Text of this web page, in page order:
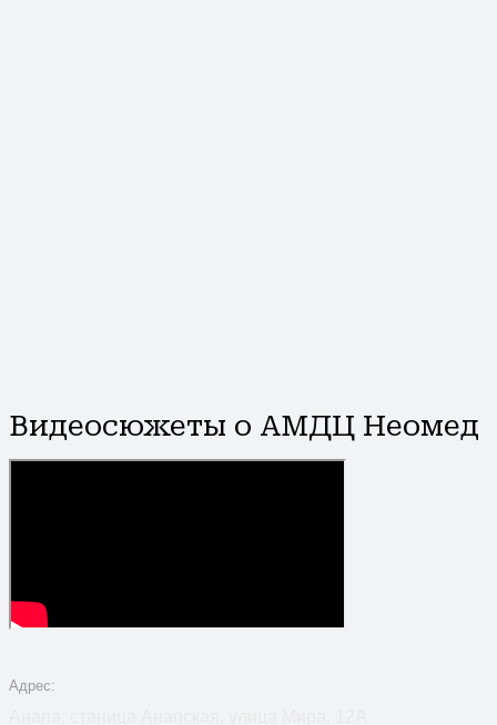
Видеосюжеты о АМДЦ Неомед
Адрес: